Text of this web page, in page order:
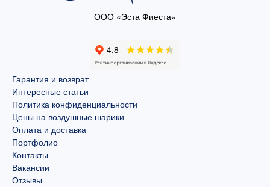
ООО «Эста Фиеста»
Гарантия и возврат
Интересные статьи
Политика конфиденциальности
Цены на воздушные шарики
Оплата и доставка
Портфолио
Контакты
Вакансии
Отзывы